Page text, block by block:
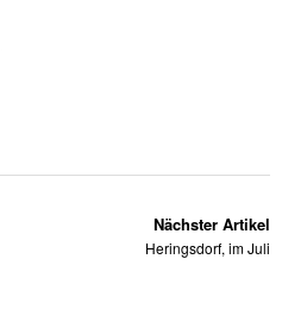
Nächster Artikel
Heringsdorf, im Juli